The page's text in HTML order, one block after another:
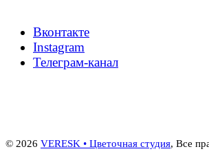
Вконтакте
Instagram
Телеграм-канал
© 2026 VERESK • Цветочная студия, Все